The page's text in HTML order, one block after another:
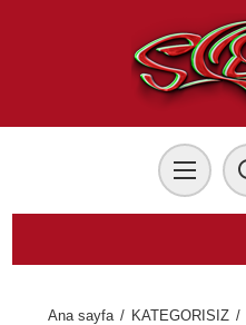
Ana sayfa / KATEGORISIZ /